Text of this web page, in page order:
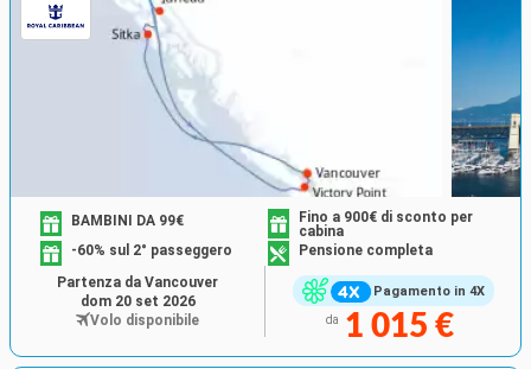
Pagamento in 4X
BAMBINI DA 99€
Fino a 900€ di sconto per
cabina
-60% sul 2° passeggero
Pensione completa
da 1 015 €
Partenza da Vancouver
dom 20 set 2026
Volo disponibile